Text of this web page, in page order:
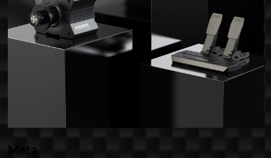
Meta